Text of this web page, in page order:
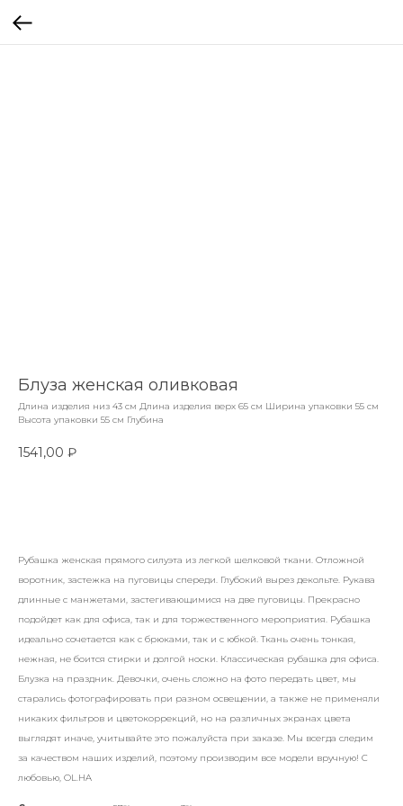
Блуза женская оливковая
Длина изделия низ 43 см Длина изделия верх 65 см Ширина упаковки 55 см
Высота упаковки 55 см Глубина
1541,00 ₽
Рубашка женская прямого силуэта из легкой шелковой ткани. Отложной
воротник, застежка на пуговицы спереди. Глубокий вырез декольте. Рукава
длинные с манжетами, застегивающимися на две пуговицы. Прекрасно
подойдет как для офиса, так и для торжественного мероприятия. Рубашка
идеально сочетается как с брюками, так и с юбкой. Ткань очень тонкая,
нежная, не боится стирки и долгой носки. Классическая рубашка для офиса.
Блузка на праздник. Девочки, очень сложно на фото передать цвет, мы
старались фотографировать при разном освещении, а также не применяли
никаких фильтров и цветокоррекций, но на различных экранах цвета
выглядят иначе, учитывайте это пожалуйста при заказе. Мы всегда следим
за качеством наших изделий, поэтому производим все модели вручную! С
любовью, OL.HA